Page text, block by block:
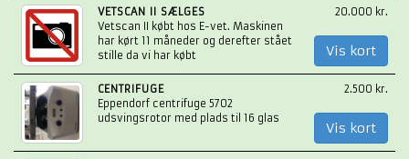
VETSCAN II SÆLGES
Vetscan II købt hos E-vet. Maskinen
har kørt 11 måneder og derefter stået
stille da vi har købt
20.000 kr.
Vis kort
CENTRIFUGE
Eppendorf centrifuge 5702
udsvingsrotor med plads til 16 glas
2.500 kr.
Vis kort